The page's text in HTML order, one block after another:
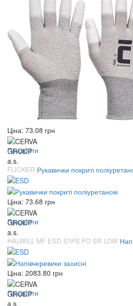
Ціна: 73.08 грн
Придбати
FLICKER Рукавички покриті
Ціна: 73.68 грн
Придбати
HALWILL MF ESD S1PS FO SR LOW
Ціна: 2083.80 грн
Придбати